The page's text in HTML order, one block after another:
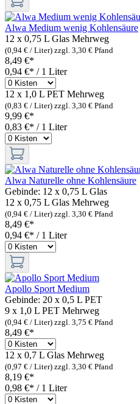
Alwa Medium wenig Kohlensäure
12 x 0,75 L Glas Mehrweg
(0,94 € / Liter) zzgl. 3,30 € Pfand
8,49 €*
0,94 €* / 1 Liter
12 x 1,0 L PET Mehrweg
(0,83 € / Liter) zzgl. 3,30 € Pfand
9,99 €*
0,83 €* / 1 Liter
Alwa Naturelle ohne Kohlensäure
Gebinde: 12 x 0,75 L Glas
12 x 0,75 L Glas Mehrweg
(0,94 € / Liter) zzgl. 3,30 € Pfand
8,49 €*
0,94 €* / 1 Liter
Apollo Sport Medium
Gebinde: 20 x 0,5 L PET
9 x 1,0 L PET Mehrweg
(0,94 € / Liter) zzgl. 3,75 € Pfand
8,49 €*
12 x 0,7 L Glas Mehrweg
(0,97 € / Liter) zzgl. 3,30 € Pfand
8,19 €*
0,98 €* / 1 Liter